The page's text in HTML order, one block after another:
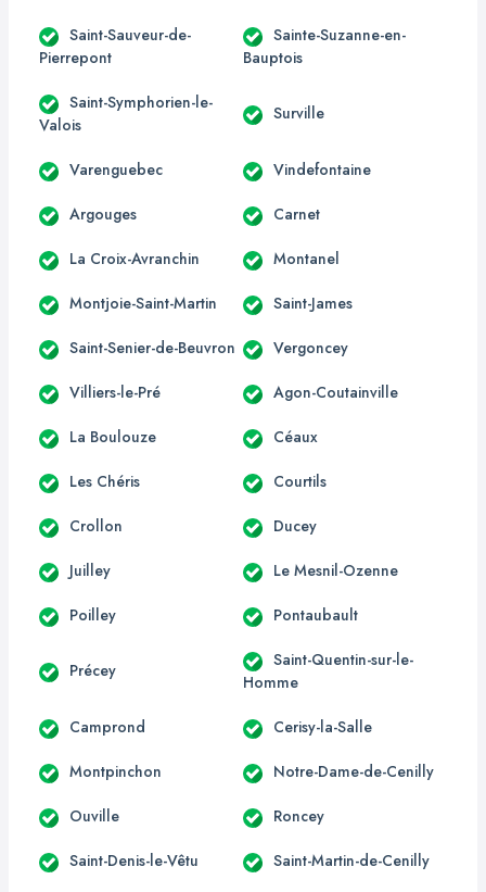
Saint-Sauveur-de-
Pierrepont
Sainte-Suzanne-en-
Bauptois
Saint-Symphorien-le-
Valois
Surville
Varenguebec Vindefontaine
Argouges Carnet
La Croix-Avranchin Montanel
Montjoie-Saint-Martin Saint-James
Saint-Senier-de-Beuvron Vergoncey
Villiers-le-Pré Agon-Coutainville
La Boulouze Céaux
Les Chéris Courtils
Crollon Ducey
Juilley Le Mesnil-Ozenne
Poilley Pontaubault
Précey
Saint-Quentin-sur-le-
Homme
Camprond Cerisy-la-Salle
Montpinchon Notre-Dame-de-Cenilly
Ouville Roncey
Saint-Denis-le-Vêtu Saint-Martin-de-Cenilly